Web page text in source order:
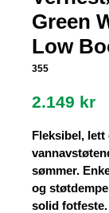
Green
Low
355
2.149 kr
Fleksibel,
sømmer.
og
solid